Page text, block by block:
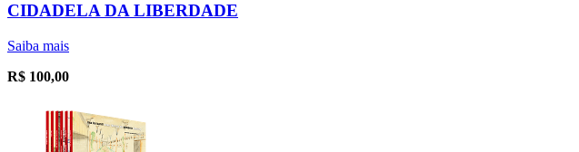
CIDADELA DA LIBERDADE
Saiba mais
R$ 100,00